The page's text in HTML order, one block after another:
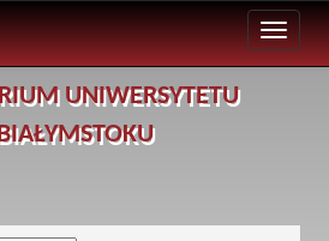
UNIWERSYTETU